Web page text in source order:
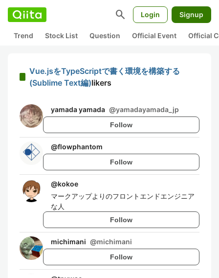
search Login Signup
Trend Stock List Question Official Event Official
Vue.jsをTypeScriptで書く環境を構築する
(Sublime Text編)likers
yamada yamada @yamadayamada_jp
Follow
@flowphantom
Follow
@kokoe
マークアップよりのフロントエンドエンジニア
な人
Follow
michimani @michimani
Follow